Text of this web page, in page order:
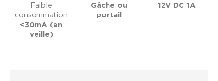
Faible
consommation
<30mA (en
veille)
Gâche ou
portail
12V DC 1A